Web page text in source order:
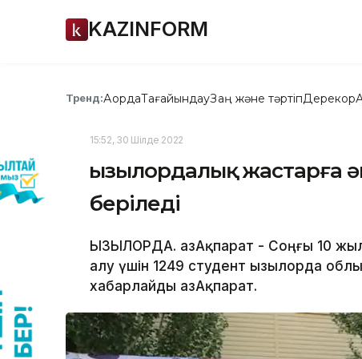
KAZINFORM
Тренд:АқордаТағайындауЗаң және тәртіпДерекқор
15:52, 30 Шілде 2022
Қызылордалық жастарға
беріледі
ҚЫЗЫЛОРДА. ҚазАқпарат - Соңғы 10
алу үшін 1249 студент Қызылорда
хабарлайды ҚазАқпарат.